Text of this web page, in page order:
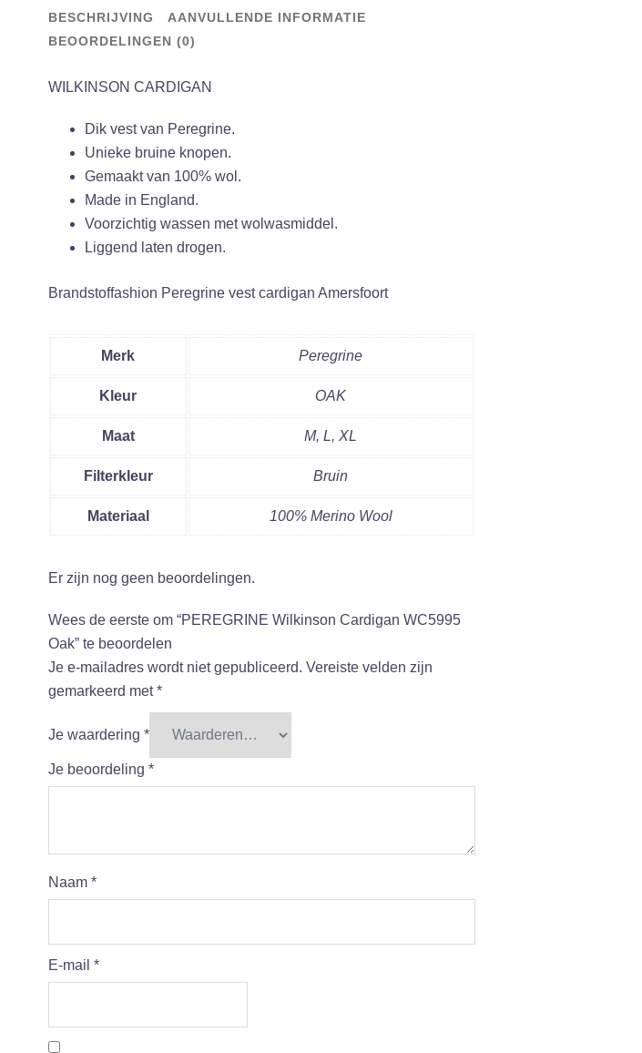
BESCHRIJVING
AANVULLENDE INFORMATIE
BEOORDELINGEN (0)
WILKINSON CARDIGAN
Dik vest van Peregrine.
Unieke bruine knopen.
Gemaakt van 100% wol.
Made in England.
Voorzichtig wassen met wolwasmiddel.
Liggend laten drogen.
Brandstoffashion Peregrine vest cardigan Amersfoort
Merk Peregrine
Kleur OAK
Maat M, L, XL
Filterkleur Bruin
Materiaal 100% Merino Wool
Er zijn nog geen beoordelingen.
Wees de eerste om “PEREGRINE Wilkinson Cardigan WC5995
Oak” te beoordelen
Je e-mailadres wordt niet gepubliceerd. Vereiste velden zijn
gemarkeerd met*
Je waardering *
Je beoordeling *
Naam *
E-mail *